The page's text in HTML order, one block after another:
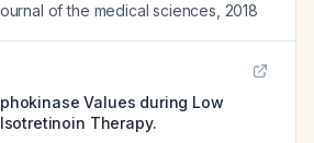
of the medical sciences 2018
Values during Low
Therapy.